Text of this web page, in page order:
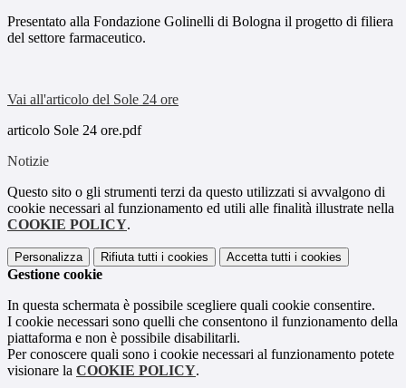
Presentato alla Fondazione Golinelli di Bologna il progetto di filiera
del settore farmaceutico.
Vai all'articolo del Sole 24 ore
articolo Sole 24 ore.pdf
Notizie
Questo sito o gli strumenti terzi da questo utilizzati si avvalgono di
cookie necessari al funzionamento ed utili alle finalità illustrate nella
COOKIE POLICY.
Personalizza Rifiuta tutti i cookies Accetta tutti i cookies
Gestione cookie
In questa schermata è possibile scegliere quali cookie consentire.
I cookie necessari sono quelli che consentono il funzionamento della
piattaforma e non è possibile disabilitarli.
Per conoscere quali sono i cookie necessari al funzionamento potete
visionare la COOKIE POLICY.